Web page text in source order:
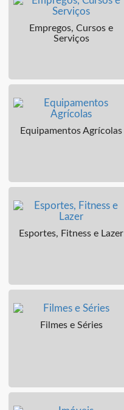
Empregos, Cursos e
Serviços
Equipamentos Agrícolas
Esportes, Fitness e Lazer
Filmes e Séries